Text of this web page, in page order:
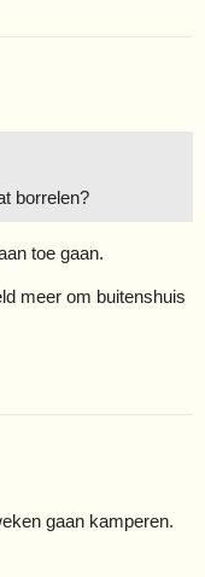
borrelen?
toe gaan.
meer om buitenshuis
gaan kamperen.